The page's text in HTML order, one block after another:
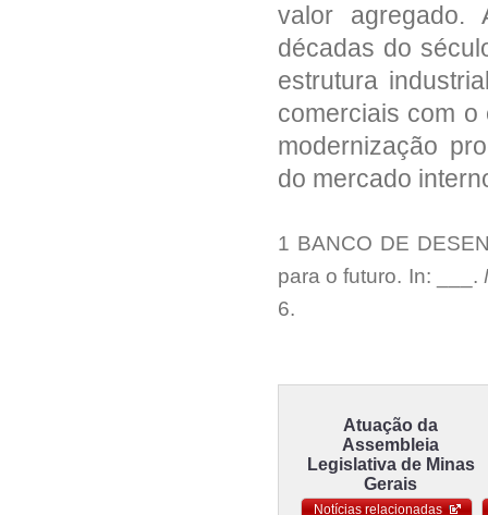
valor agregado.
décadas do
estrutura
comerciais com o
modernização
do mercado
1 BANCO DE
para o futuro. In: ___.
6.
Atuação da
Assembleia
Legislativa de Minas
Gerais
Notícias relacionadas